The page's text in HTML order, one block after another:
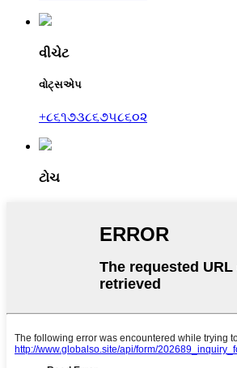
વીચેટ
વોટ્સએપ
+૮૬૧૭૩૮૬૭૫૮૬૦૨
ટોચ